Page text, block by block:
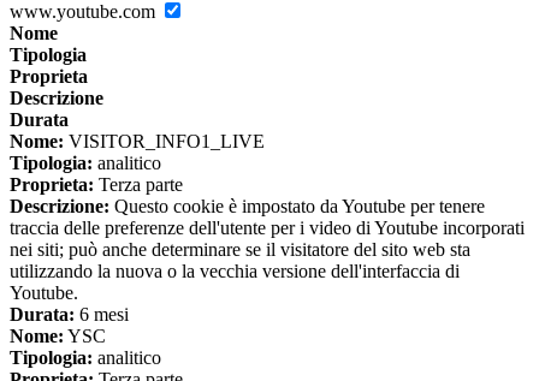
www.youtube.com
Nome
Tipologia
Proprieta
Descrizione
Durata
Nome: VISITOR_INFO1_LIVE
Tipologia: analitico
Proprieta: Terza parte
Descrizione: Questo cookie è impostato da Youtube per tenere
traccia delle preferenze dell'utente per i video di Youtube incorporati
nei siti; può anche determinare se il visitatore del sito web sta
utilizzando la nuova o la vecchia versione dell'interfaccia di
Youtube.
Durata: 6 mesi
Nome: YSC
Tipologia: analitico